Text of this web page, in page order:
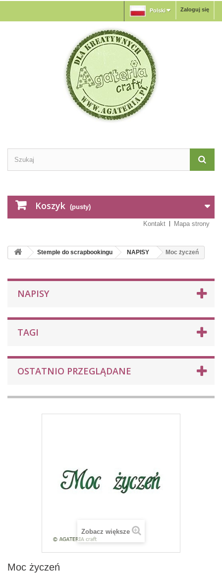
Zaloguj się
Polski
Koszyk (pusty)
Kontakt Mapa strony
Stemple do scrapbookingu NAPISY Moc życzeń
NAPISY
TAGI
OSTATNIO PRZEGLĄDANE
Zobacz większe
Moc życzeń